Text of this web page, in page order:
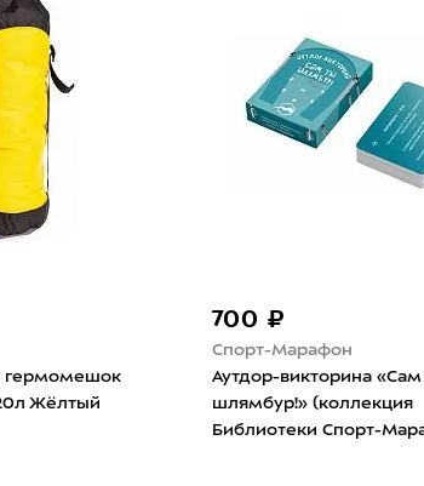
Спорт-Марафон
Аутдор-викторина «Сам ты
шлямбур!» (коллекция
Библиотеки Спорт-Марафон)